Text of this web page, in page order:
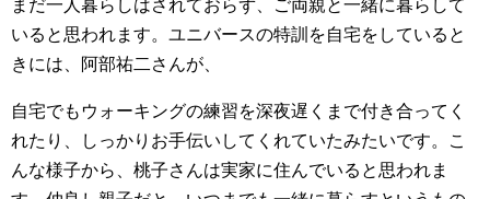
まだ一人暮らしはされておらず、ご両親と一緒に暮らして
いると思われます。ユニバースの特訓を自宅をしていると
きには、阿部祐二さんが、
自宅でもウォーキングの練習を深夜遅くまで付き合ってく
れたり、しっかりお手伝いしてくれていたみたいです。こ
んな様子から、桃子さんは実家に住んでいると思われま